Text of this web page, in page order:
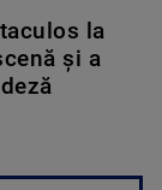
la
și a